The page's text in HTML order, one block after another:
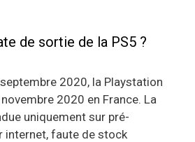
de sortie de la PS5 ?
2020, la Playstation
2020 en France. La
uniquement sur pré-
internet, faute de stock